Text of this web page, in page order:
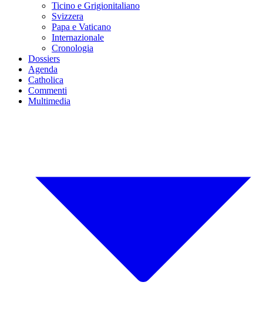
Ticino e Grigionitaliano
Svizzera
Papa e Vaticano
Internazionale
Cronologia
Dossiers
Agenda
Catholica
Commenti
Multimedia